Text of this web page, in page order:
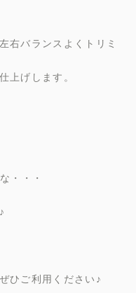
右バランスよくトリミ
上げします。
・・・
ひご利用ください♪